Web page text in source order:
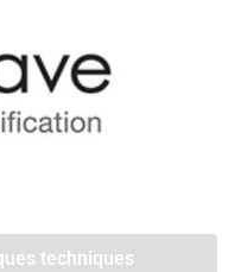
techniques